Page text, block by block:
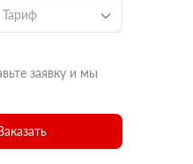
Тариф
заявку и мы